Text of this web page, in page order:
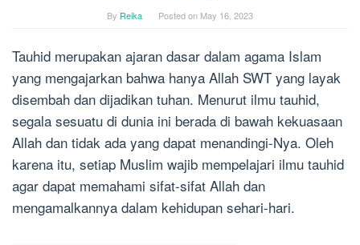
By Reika Posted on May 16, 2023
Tauhid merupakan ajaran dasar dalam agama Islam
yang mengajarkan bahwa hanya Allah SWT yang layak
disembah dan dijadikan tuhan. Menurut ilmu tauhid,
segala sesuatu di dunia ini berada di bawah kekuasaan
Allah dan tidak ada yang dapat menandingi-Nya. Oleh
karena itu, setiap Muslim wajib mempelajari ilmu tauhid
agar dapat memahami sifat-sifat Allah dan
mengamalkannya dalam kehidupan sehari-hari.